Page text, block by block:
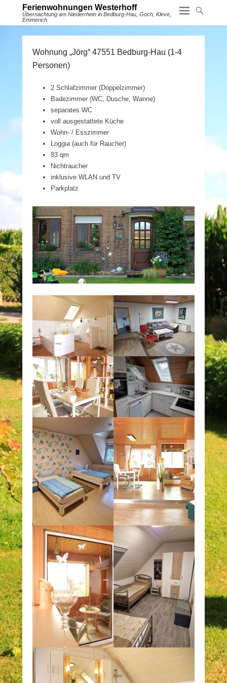
Ferienwohnungen Westerhoff
Übernachtung am Niederrhein in Bedburg-Hau, Goch, Kleve,
Emmerich.
Wohnung „Jörg“ 47551 Bedburg-Hau (1-4
Personen)
2 Schlafzimmer (Doppelzimmer)
Badezimmer (WC, Dusche, Wanne)
separates WC
voll ausgestattete Küche
Wohn- / Esszimmer
Loggia (auch für Raucher)
83 qm
Nichtraucher
inklusive WLAN und TV
Parkplatz